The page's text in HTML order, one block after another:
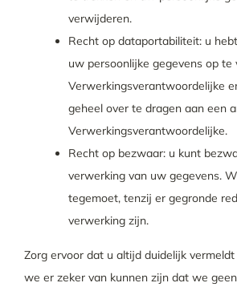
verwijderen.
Recht op dataportabiliteit: u
uw persoonlijke gegevens op te
Verwerkingsverantwoordelijke
geheel over te dragen aan een
Verwerkingsverantwoordelijke.
Recht op bezwaar: u kunt
verwerking van uw gegevens.
tegemoet, tenzij er gegronde
verwerking zijn.
Zorg ervoor dat u altijd duidelijk
we er zeker van kunnen zijn dat we